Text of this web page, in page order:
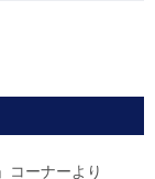
コーナーより